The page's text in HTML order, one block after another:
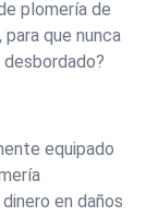
plomería de
que nunca
equipado
en daños